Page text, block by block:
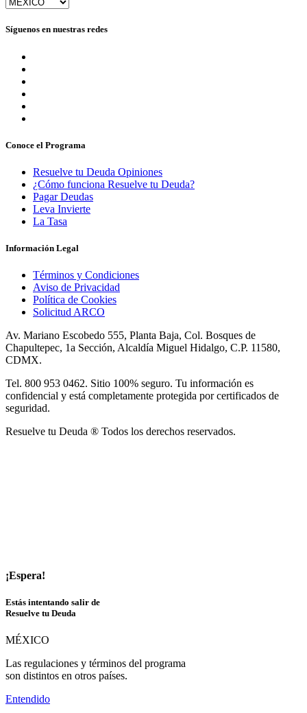
Síguenos en nuestras redes
Conoce el Programa
Resuelve tu Deuda Opiniones
¿Cómo funciona Resuelve tu Deuda?
Pagar Deudas
Leva Invierte
La Tasa
Información Legal
Términos y Condiciones
Aviso de Privacidad
Política de Cookies
Solicitud ARCO
Av. Mariano Escobedo 555, Planta Baja, Col. Bosques de
Chapultepec, 1a Sección, Alcaldía Miguel Hidalgo, C.P. 11580,
CDMX.
Tel. 800 953 0462. Sitio 100% seguro. Tu información es
confidencial y está completamente protegida por certificados de
seguridad.
Resuelve tu Deuda ® Todos los derechos reservados.
¡Espera!
Estás intentando salir de
Resuelve tu Deuda
MÉXICO
Las regulaciones y términos del programa
son distintos en otros países.
Entendido